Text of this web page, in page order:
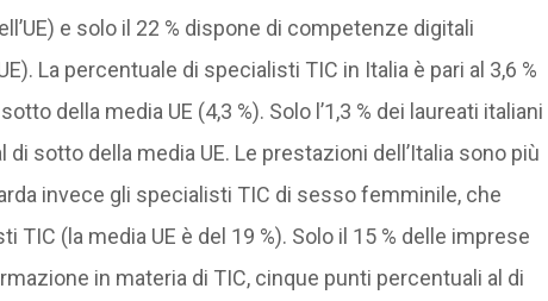
e solo il 22 % dispone di competenze digitali
La percentuale di specialisti TIC in Italia è pari al 3,6 %
della media UE (4,3 %). Solo l’1,3 % dei laureati italiani
sotto della media UE. Le prestazioni dell’Italia sono più
invece gli specialisti TIC di sesso femminile, che
TIC (la media UE è del 19 %). Solo il 15 % delle imprese
in materia di TIC, cinque punti percentuali al di